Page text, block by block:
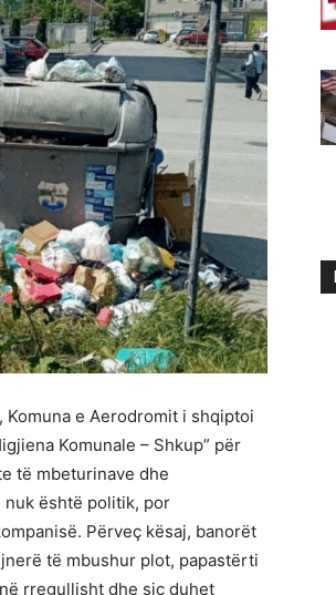
e Aerodromit i shqiptoi
Komunale – Shkup” për
të mbeturinave dhe
është politik, por
Përveç kësaj, banorët
të mbushur plot, papastërti
rregullisht dhe siç duhet